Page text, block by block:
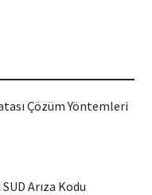
Çözüm Yöntemleri
Arıza Kodu